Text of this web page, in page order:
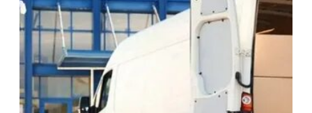
ش
ب
أ
م
ا
ن
و
ا
ت
ش
ر
ك
ة
ن